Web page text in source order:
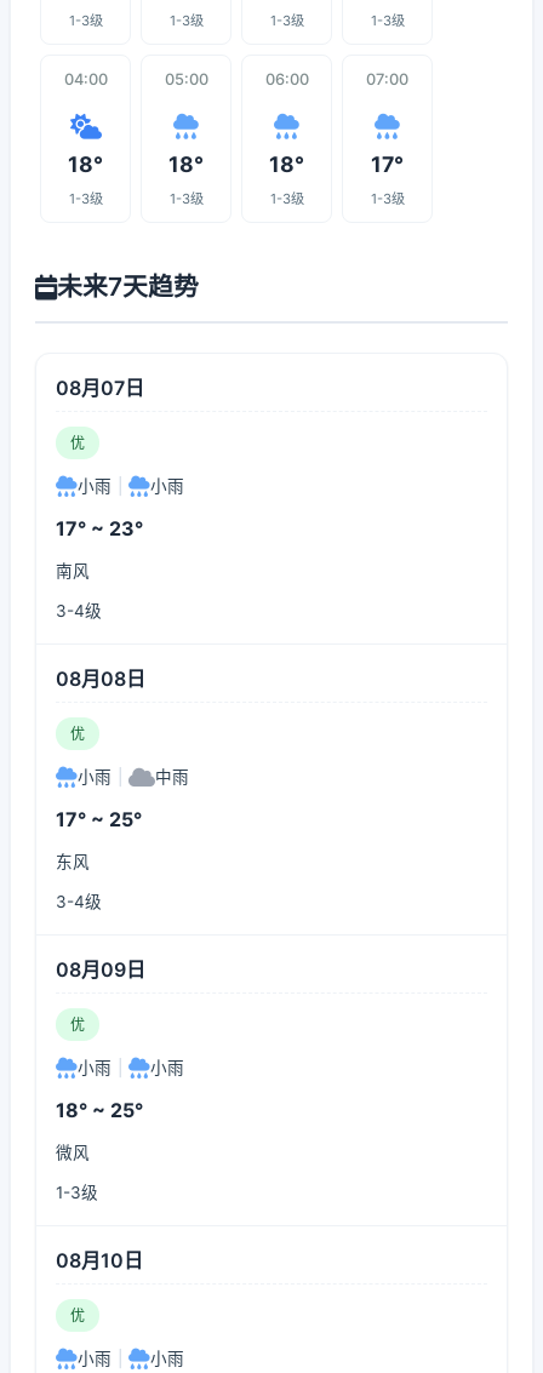
1-3级 1-3级 1-3级 1-3级
04:00
18°
1-3级
05:00
18°
1-3级
06:00
18°
1-3级
07:00
17°
1-3级
未来7天趋势
08月07日
优
小雨 小雨
17° ~ 23°
南风
3-4级
08月08日
优
小雨 中雨
17° ~ 25°
东风
3-4级
08月09日
优
小雨 小雨
18° ~ 25°
微风
1-3级
08月10日
优
小雨 小雨